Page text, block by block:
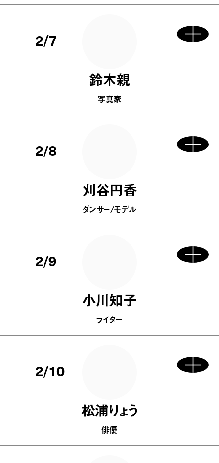
2/7
鈴木親
写真家
2/8
刈谷円香
ダンサー/モデル
2/9
小川知子
ライター
2/10
松浦りょう
俳優